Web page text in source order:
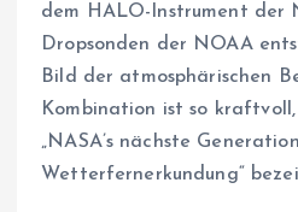
dem HALO-Instrument der
Dropsonden der NOAA
Bild der atmosphärischen
Kombination ist so kraftvoll,
„NASA’s nächste
Wetterfernerkundung“